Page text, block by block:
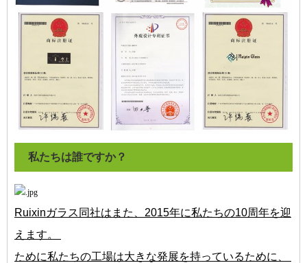
私たちは誰ですか？
Ruixinガラス同社はまた、2015年に私たちの10周年を迎
えます。
ために私たちの工場は大きな発展を持っているために、